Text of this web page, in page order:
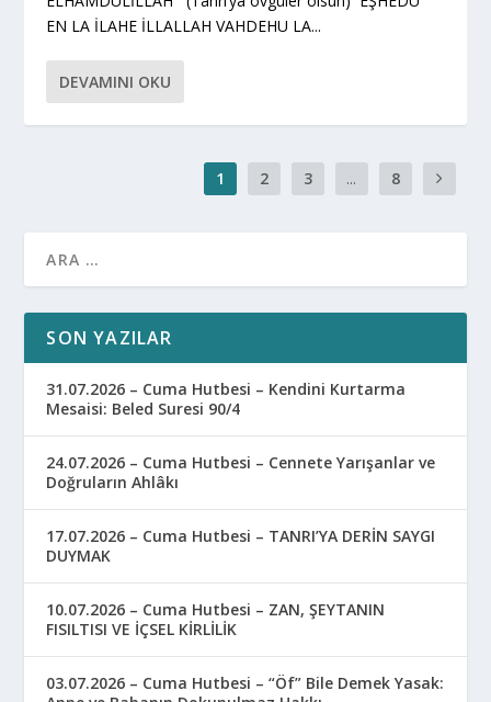
EN LA İLAHE İLLALLAH VAHDEHU LA...
DEVAMINI OKU
1 2 3 ... 8
SON YAZILAR
31.07.2026 – Cuma Hutbesi – Kendini Kurtarma
Mesaisi: Beled Suresi 90/4
24.07.2026 – Cuma Hutbesi – Cennete Yarışanlar ve
Doğruların Ahlâkı
17.07.2026 – Cuma Hutbesi – TANRI’YA DERİN SAYGI
DUYMAK
10.07.2026 – Cuma Hutbesi – ZAN, ŞEYTANIN
FISILTISI VE İÇSEL KİRLİLİK
03.07.2026 – Cuma Hutbesi – “Öf” Bile Demek Yasak: